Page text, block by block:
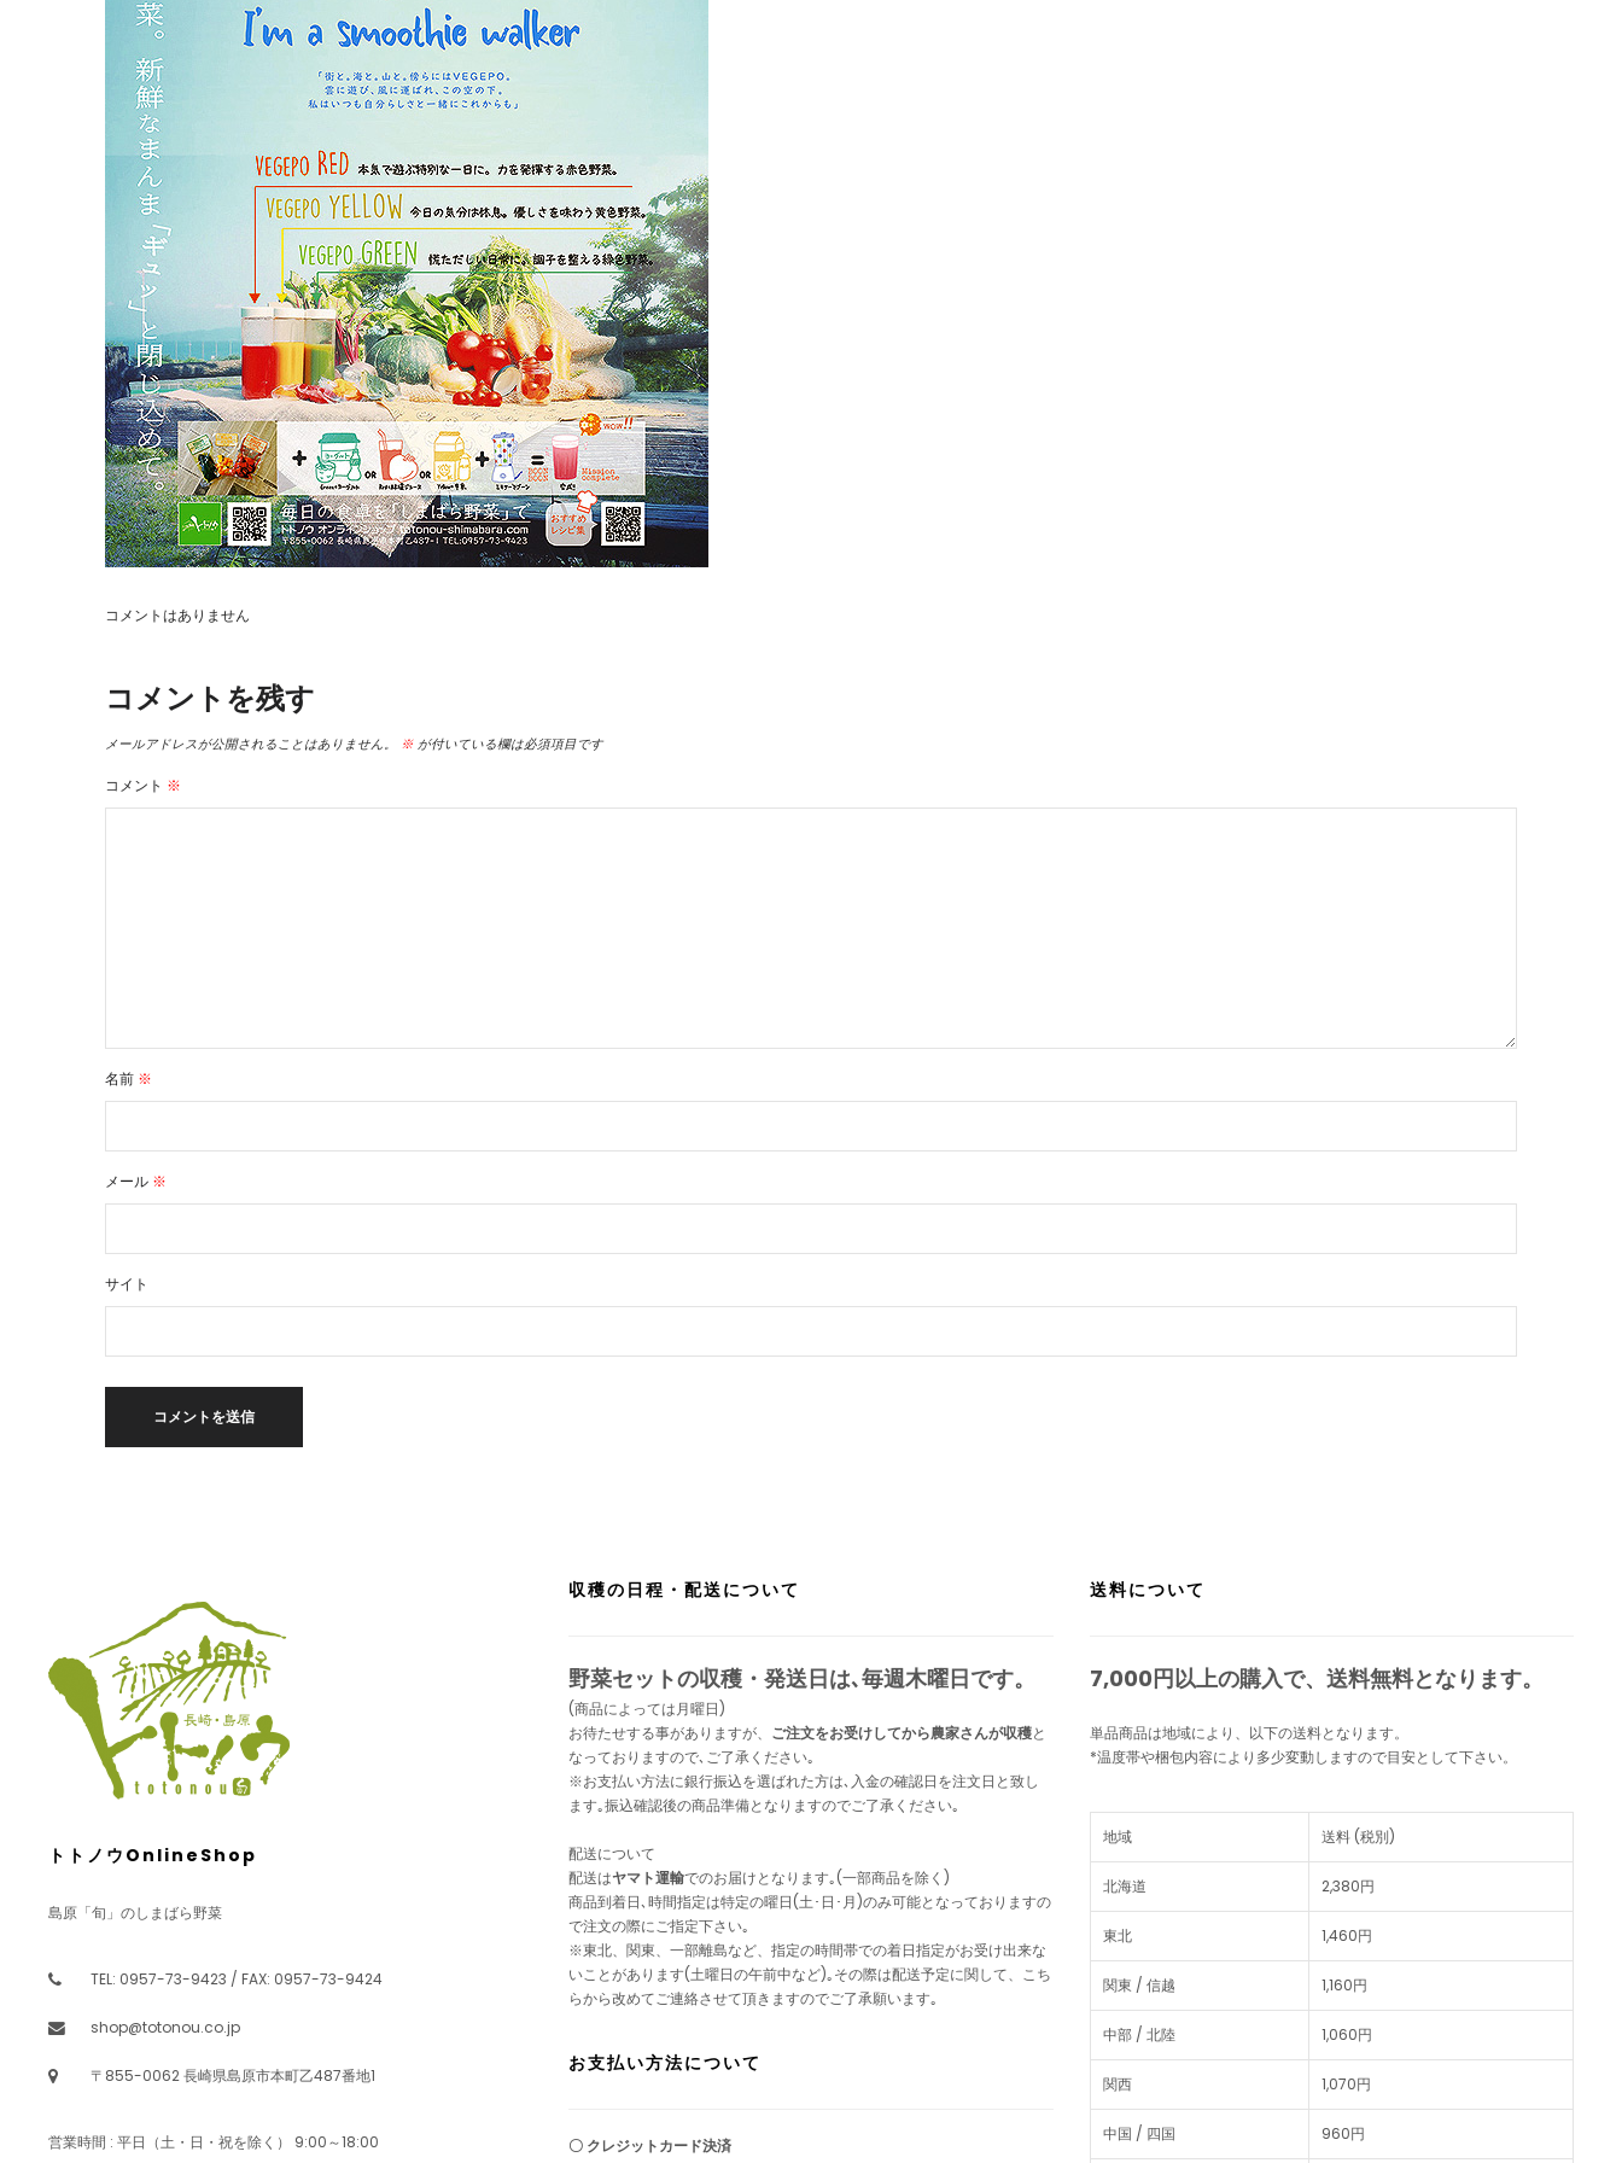
コメントはありません
コメントを残す
メールアドレスが公開されることはありません。 ※ が付いている欄は必須項目です
コメント ※
名前 ※
メール ※
サイト
トトノウOnlineShop
島原「旬」のしまばら野菜
TEL: 0957-73-9423 / FAX: 0957-73-9424
shop@totonou.co.jp
〒855-0062 長崎県島原市本町乙487番地1
営業時間 : 平日（土・日・祝を除く） 9:00～18:00
収穫の日程・配送について
野菜セットの収穫・発送日は､毎週木曜日です。
(商品によっては月曜日)
お待たせする事がありますが、 ご注文をお受けしてから農家さんが収穫と
なっておりますので､ご了承ください｡
※お支払い方法に銀行振込を選ばれた方は､入金の確認日を注文日と致し
ます｡振込確認後の商品準備となりますのでご了承ください｡
配送について
配送はヤマト運輸でのお届けとなります｡(一部商品を除く)
商品到着日､時間指定は特定の曜日(土･日･月)のみ可能となっておりますの
で注文の際にご指定下さい｡
※東北、関東、一部離島など、指定の時間帯での着日指定がお受け出来な
いことがあります(土曜日の午前中など)｡その際は配送予定に関して、こち
らから改めてご連絡させて頂きますのでご了承願います｡
お支払い方法について
〇 クレジットカード決済
送料について
7,000円以上の購入で、 送料無料となります。
単品商品は地域により、以下の送料となります。
*温度帯や梱包内容により多少変動しますので目安として下さい。
地域 送料 (税別)
北海道 2,380円
東北 1,460円
関東 / 信越 1,160円
中部 / 北陸 1,060円
関西 1,070円
中国 / 四国 960円